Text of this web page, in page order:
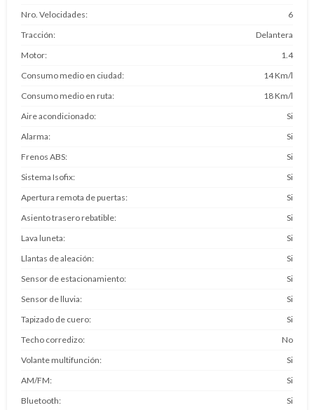
Nro. Velocidades
6
Tracción
Delantera
Motor
1.4
Consumo medio en ciudad
14 Km/l
Consumo medio en ruta
18 Km/l
Aire acondicionado
Si
Alarma
Si
Frenos ABS
Si
Sistema Isofix
Si
Apertura remota de puertas
Si
Asiento trasero rebatible
Si
Lava luneta
Si
Llantas de aleación
Si
Sensor de estacionamiento
Si
Sensor de lluvia
Si
Tapizado de cuero
Si
Techo corredizo
No
Volante multifunción
Si
AM/FM
Si
Bluetooth
Si